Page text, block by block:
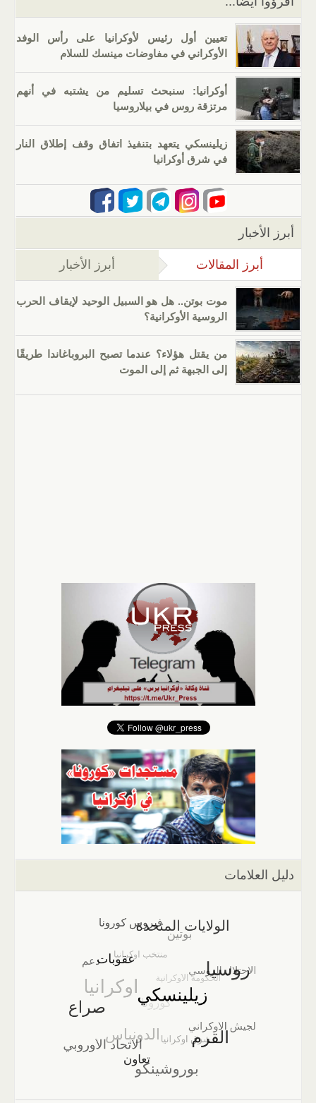
تعيين أول رئيس لأوكرانيا على رأس الوفد
الأوكراني في مفاوضات مينسك للسلام
أوكرانيا: سنبحث تسليم من يشتبه في أنهم
مرتزقة روس في بيلاروسيا
زيلينسكي يتعهد بتنفيذ اتفاق وقف إطلاق النار
في شرق أوكرانيا
أبرز الأخبار
أبرز المقالات (علامة التبويب النشطة)
أبرز الأخبار
موت بوتن.. هل هو السبيل الوحيد لإيقاف الحرب
الروسية الأوكرانية؟
من يقتل هؤلاء؟ عندما تصبح البروباغاندا طريقًا
إلى الجبهة ثم إلى الموت
دليل العلامات